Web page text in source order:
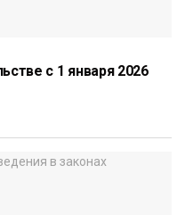
с 1 января 2026